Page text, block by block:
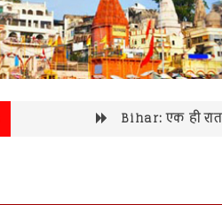
Bihar: एक ही रात में दो सड़क